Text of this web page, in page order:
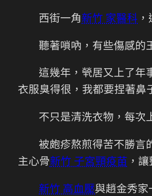
西街一角新竹 家醫科
聽著嗩吶，有些傷感的
這幾年，煢居又上了年
衣服臭得很，我都要捏著鼻
不只是清洗衣物，每次
被皰疹熬煎得苦不勝言
主心骨新竹 子宮頸疫苗 ，
新竹 高血壓與趙金秀家